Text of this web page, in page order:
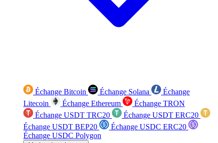
Échange Bitcoin Échange Solana
Échange
Litecoin
Échange Ethereum
Échange TRON
Échange USDT TRC20
Échange USDT ERC20
Échange USDT BEP20
Échange USDC ERC20
Échange USDC Polygon